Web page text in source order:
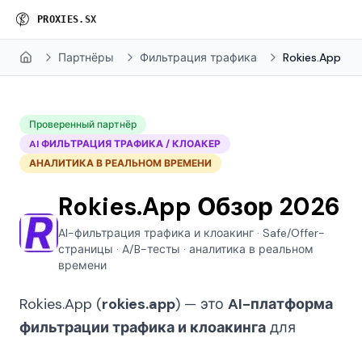
PROXI ES. SX
Home Партнёры Фильтрация трафика Rokies.App
Проверенный партнёр
AI ФИЛЬТРАЦИЯ ТРАФИКА / КЛОАКЕР
АНАЛИТИКА В РЕАЛЬНОМ ВРЕМЕНИ
Rokies.App Обзор 2026
AI-фильтрация трафика и клоакинг · Safe/Offer-
страницы · A/B-тесты · аналитика в реальном
времени
Rokies.App (rokies.app) — это AI-платформа
фильтрации трафика и клоакинга для